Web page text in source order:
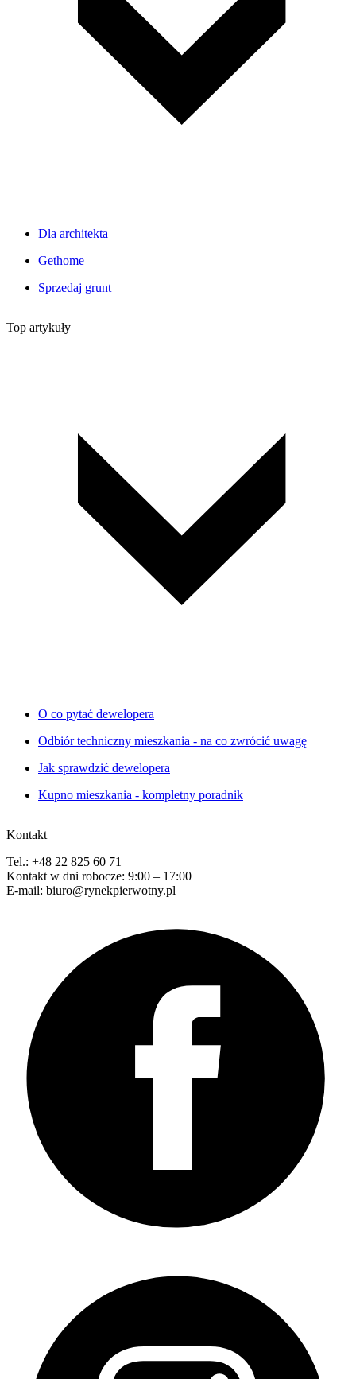
Dla architekta
Gethome
Sprzedaj grunt
Top artykuły
O co pytać dewelopera
Odbiór techniczny mieszkania - na co zwrócić uwagę
Jak sprawdzić dewelopera
Kupno mieszkania - kompletny poradnik
Kontakt
Tel.: +48 22 825 60 71
Kontakt w dni robocze: 9:00 – 17:00
E-mail: biuro@rynekpierwotny.pl